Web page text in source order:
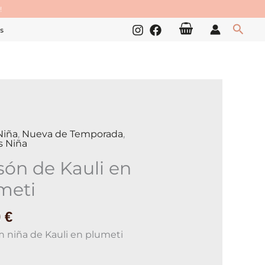
, Nueva de Temporada,
Niña
de Kauli en
€
niña de Kauli en plumeti